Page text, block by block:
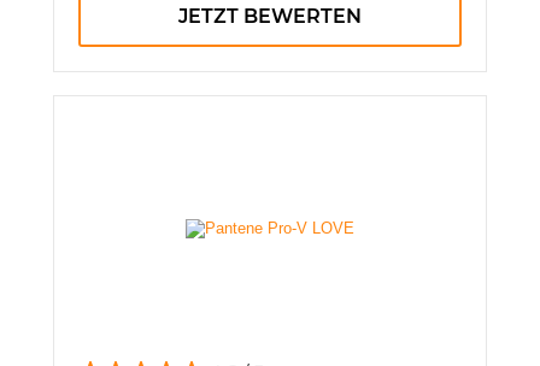
JETZT BEWERTEN